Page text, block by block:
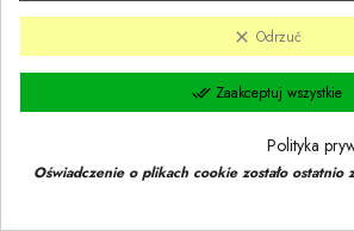
clear Odrzuć
done_all Zaakceptuj wszystkie
Polityka
Oświadczenie o plikach cookie zostało ostatnio